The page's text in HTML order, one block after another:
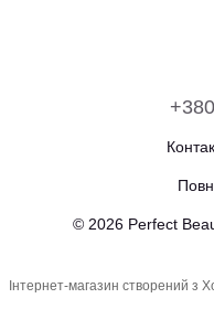
© 2026 Perfect
Інтернет-магазин створений з